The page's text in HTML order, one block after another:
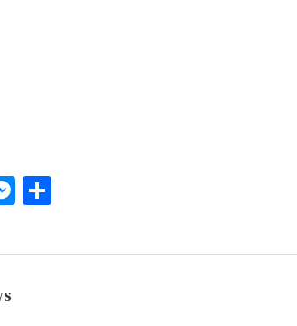
Messenger